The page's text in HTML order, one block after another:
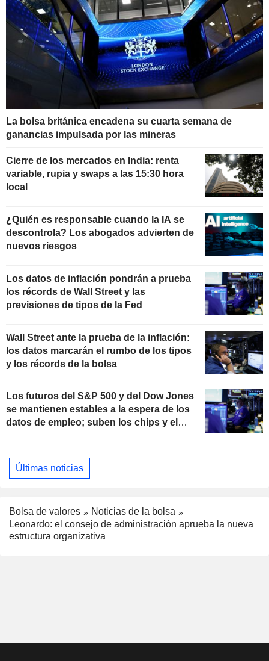
La bolsa británica encadena su cuarta semana de
ganancias impulsada por las mineras
Cierre de los mercados en India: renta
variable, rupia y swaps a las 15:30 hora
local
¿Quién es responsable cuando la IA se
descontrola? Los abogados advierten de
nuevos riesgos
Los datos de inflación pondrán a prueba
los récords de Wall Street y las
previsiones de tipos de la Fed
Wall Street ante la prueba de la inflación:
los datos marcarán el rumbo de los tipos
y los récords de la bolsa
Los futuros del S&P 500 y del Dow Jones
se mantienen estables a la espera de los
datos de empleo; suben los chips y el
Últimas noticias
Bolsa de valores
Noticias de la bolsa
Leonardo: el consejo de administración aprueba la nueva
estructura organizativa